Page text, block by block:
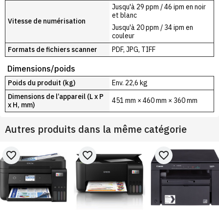
Vitesse de numérisation
Jusqu'à 29 ppm / 46 ipm en noir
et blanc
Jusqu'à 20 ppm / 34 ipm en
couleur
Formats de fichiers scanner
PDF, JPG, TIFF
Dimensions/poids
Poids du produit (kg)
Env. 22,6 kg
Dimensions de l’appareil (L x P
x H, mm)
451 mm × 460 mm × 360 mm
Autres produits dans la même catégorie
favorite_border favorite_border favorite_border